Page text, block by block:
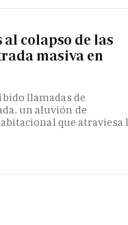
al colapso de las
masiva en
llamadas de
un aluvión de
que atraviesa